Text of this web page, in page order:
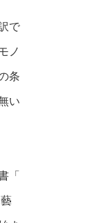
で
ノ
条
い
「